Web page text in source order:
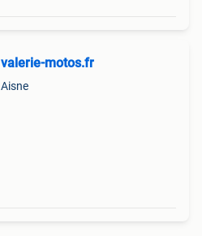
valerie-motos.fr
Aisne